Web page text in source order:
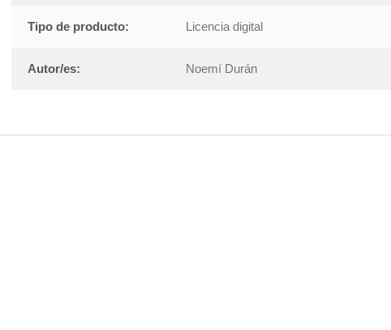
Tipo de producto: Licencia digital
Autor/es: Noemí Durán